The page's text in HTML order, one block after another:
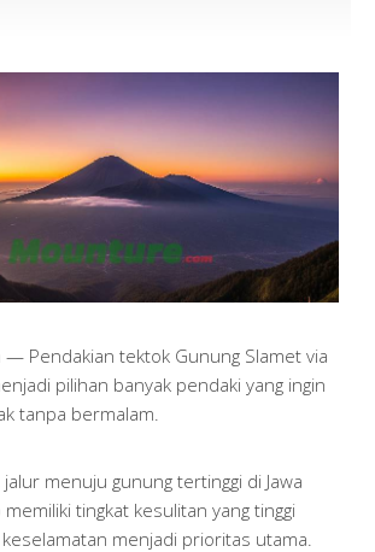
— Pendakian tektok Gunung Slamet via
pilihan banyak pendaki yang ingin
tanpa bermalam.
menuju gunung tertinggi di Jawa
tingkat kesulitan yang tinggi
menjadi prioritas utama.